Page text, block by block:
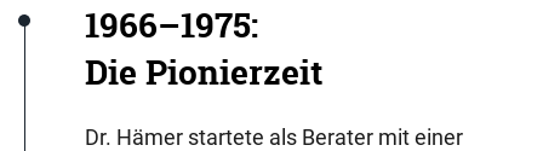
1966–1975:
Die Pionierzeit
Dr. Hämer startete als Berater mit einer